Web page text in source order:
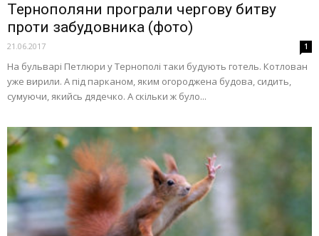
Тернополяни програли чергову битву
проти забудовника (фото)
21.06.2017 1
На бульварі Петлюри у Тернополі таки будують готель. Котлован
уже вирили. А під парканом, яким огороджена будова, сидить,
сумуючи, якийсь дядечко. А скільки ж було...